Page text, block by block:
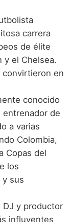
carrera
de élite
y el Chelsea.
convirtieron en
conocido
entrenador de
a varias
Colombia,
Copas del
los
y sus
DJ y productor
influyentes